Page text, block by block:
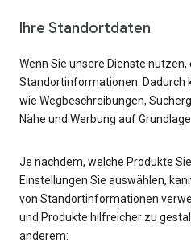
Ihre Standortdaten
Wenn Sie unsere Dienste nutzen,
Standortinformationen. Dadurch
wie Wegbeschreibungen,
Nähe und Werbung auf
Je nachdem, welche Produkte
Einstellungen Sie auswählen,
von Standortinformationen
und Produkte hilfreicher zu
anderem: